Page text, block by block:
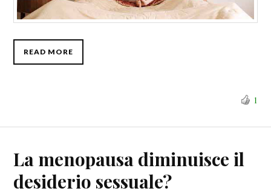
READ MORE
1
La menopausa diminuisce il
desiderio sessuale?